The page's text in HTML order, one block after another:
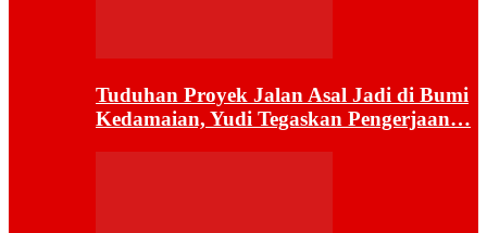
Tuduhan Proyek Jalan Asal Jadi di Bumi
Kedamaian, Yudi Tegaskan Pengerjaan…